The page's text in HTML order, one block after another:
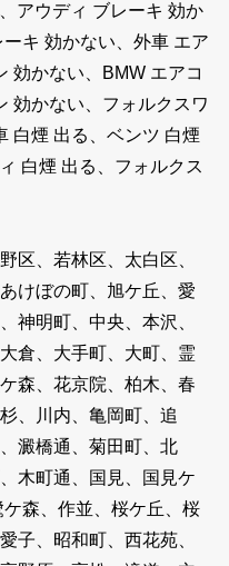
アウディ ブレーキ 効か
キ 効かない、外車 エア
効かない、BMW エアコ
効かない、フォルクスワ
白煙 出る、ベンツ 白煙
白煙 出る、フォルクス
区、若林区、太白区、
けぼの町、旭ケ丘、愛
神明町、中央、本沢、
倉、大手町、大町、霊
森、花京院、柏木、春
、川内、亀岡町、追
澱橋通、菊田町、北
木町通、国見、国見ケ
森、作並、桜ケ丘、桜
子、昭和町、西花苑、